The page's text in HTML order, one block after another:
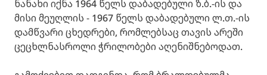
ნანახი იქნა 1964 წელს დაბადებული ზ.ბ.-ის და
მისი მეუღლის - 1967 წელს დაბადებული ლ.თ.-ის
დამწვარი ცხედრები, რომლებსაც თავის არეში
ცეცხლნასროლი ჭრილობები აღენიშნებოდათ.